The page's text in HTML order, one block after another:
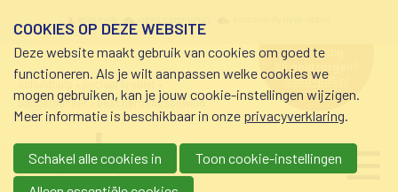
schuldhulp • sociaal krediet •
budgetbeheer • beschermingsbewind
hulp nodig
bij geldzorgen?
0800-8115.nl
Main navigation
COOKIES OP DEZE WEBSITE
Deze website maakt gebruik van cookies om goed te
functioneren. Als je wilt aanpassen welke cookies we
mogen gebruiken, kan je jouw cookie-instellingen wijzigen.
Meer informatie is beschikbaar in onze privacyverklaring.
Schakel alle cookies in
Toon cookie-instellingen